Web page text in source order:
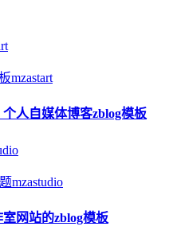
人自媒体博客zblog模板
网站的zblog模板